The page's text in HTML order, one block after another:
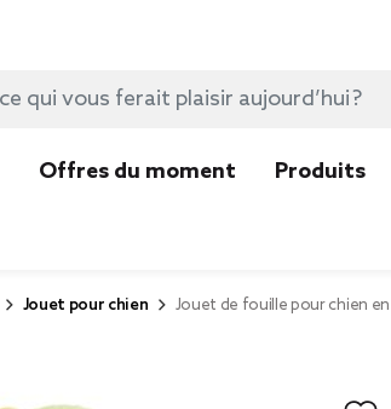
Offres du moment Produits
Jouet pour chien Jouet de fouille pour chien